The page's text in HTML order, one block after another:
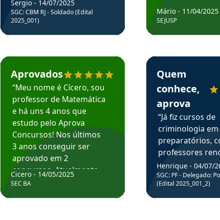
em depoimento
Sergio - 14/07/2025
SGC: CBM RJ - Soldado (Edital
2025_001)
Estudante Cicero recomenda o Aprova Concursos em depoimento
Aprovados
“Meu nome é Cícero, sou
professor de Matemática
e há uns 4 anos que
estudo pelo Aprova
Concursos! Nos últimos
3 anos conseguir ser
aprovado em 2
concursos. Atualmente,
estou atuando como
Cicero - 14/05/2025
SEC BA
Mário - 11/04/2025
SEJUSP
Estudante Henrique
Quem
conhece,
aprova
“Já fiz cursos de
criminologia em
preparatórios,
professores
fiz curso em pós
graduação.
Professor do
sem dúvida, o
Henrique - 04/07/
SGC: PF - Delegado:
(Edital 2025_001_2)